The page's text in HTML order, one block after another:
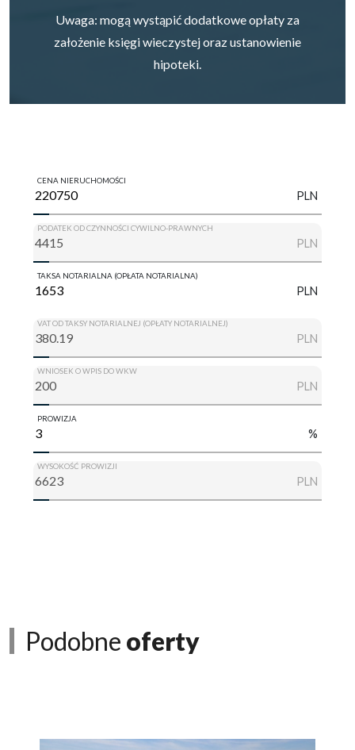
Uwaga: mogą wystąpić dodatkowe opłaty za
założenie księgi wieczystej oraz ustanowienie
hipoteki.
CENA NIERUCHOMOŚCI
PLN
PODATEK OD CZYNNOŚCI CYWILNO-PRAWNYCH
PLN
TAKSA NOTARIALNA (OPŁATA NOTARIALNA)
PLN
VAT OD TAKSY NOTARIALNEJ (OPŁATY NOTARIALNEJ)
PLN
WNIOSEK O WPIS DO WKW
PLN
PROWIZJA
%
WYSOKOŚĆ PROWIZJI
PLN
Podobne oferty